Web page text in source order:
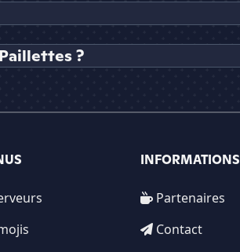
?
INFORMATIONS
Partenaires
Contact